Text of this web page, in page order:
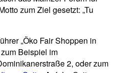
zum Ziel gesetzt: „Tu
„Öko Fair Shoppen in
Beispiel im
2, oder zum